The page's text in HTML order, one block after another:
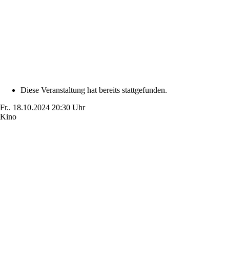
Diese Veranstaltung hat bereits stattgefunden.
Fr.. 18.10.2024 20:30 Uhr
Kino